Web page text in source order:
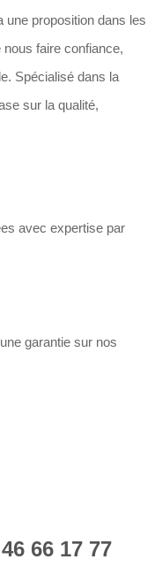
une proposition dans les
faire confiance,
Spécialisé dans la
sur la qualité,
avec expertise par
garantie sur nos
66 17 77